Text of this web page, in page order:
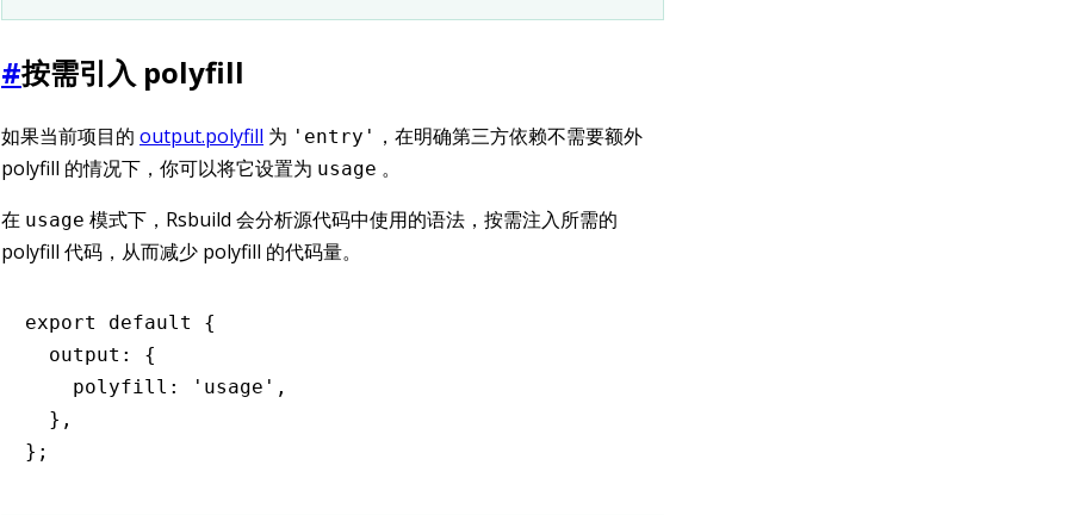
#按需引入 polyfill
如果当前项目的 output.polyfill 为 'entry' ，在明确第三方依赖不需要额外
polyfill 的情况下，你可以将它设置为 usage 。
在 usage 模式下，Rsbuild 会分析源代码中使用的语法，按需注入所需的
polyfill 代码，从而减少 polyfill 的代码量。
export default
{
  output
:
{
    polyfill
: 'usage' ,
  }
,
};